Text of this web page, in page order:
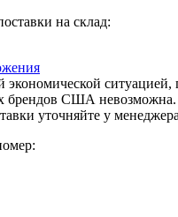
на склад:
экономической ситуацией,
брендов США
уточняйте у